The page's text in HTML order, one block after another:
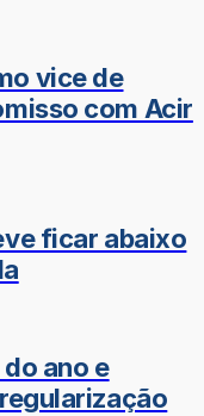
vice de
com Acir
ficar abaixo
ano e